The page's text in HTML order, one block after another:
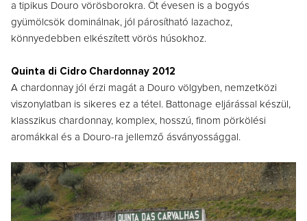
a tipikus Douro vörösborokra. Öt évesen is a bogyós
gyümölcsök dominálnak, jól párosítható lazachoz,
könnyedebben elkészített vörös húsokhoz.
Quinta di Cidro Chardonnay 2012
A chardonnay jól érzi magát a Douro völgyben, nemzetközi
viszonylatban is sikeres ez a tétel. Battonage eljárással készül,
klasszikus chardonnay, komplex, hosszú, finom pörkölési
aromákkal és a Douro-ra jellemző ásványossággal.